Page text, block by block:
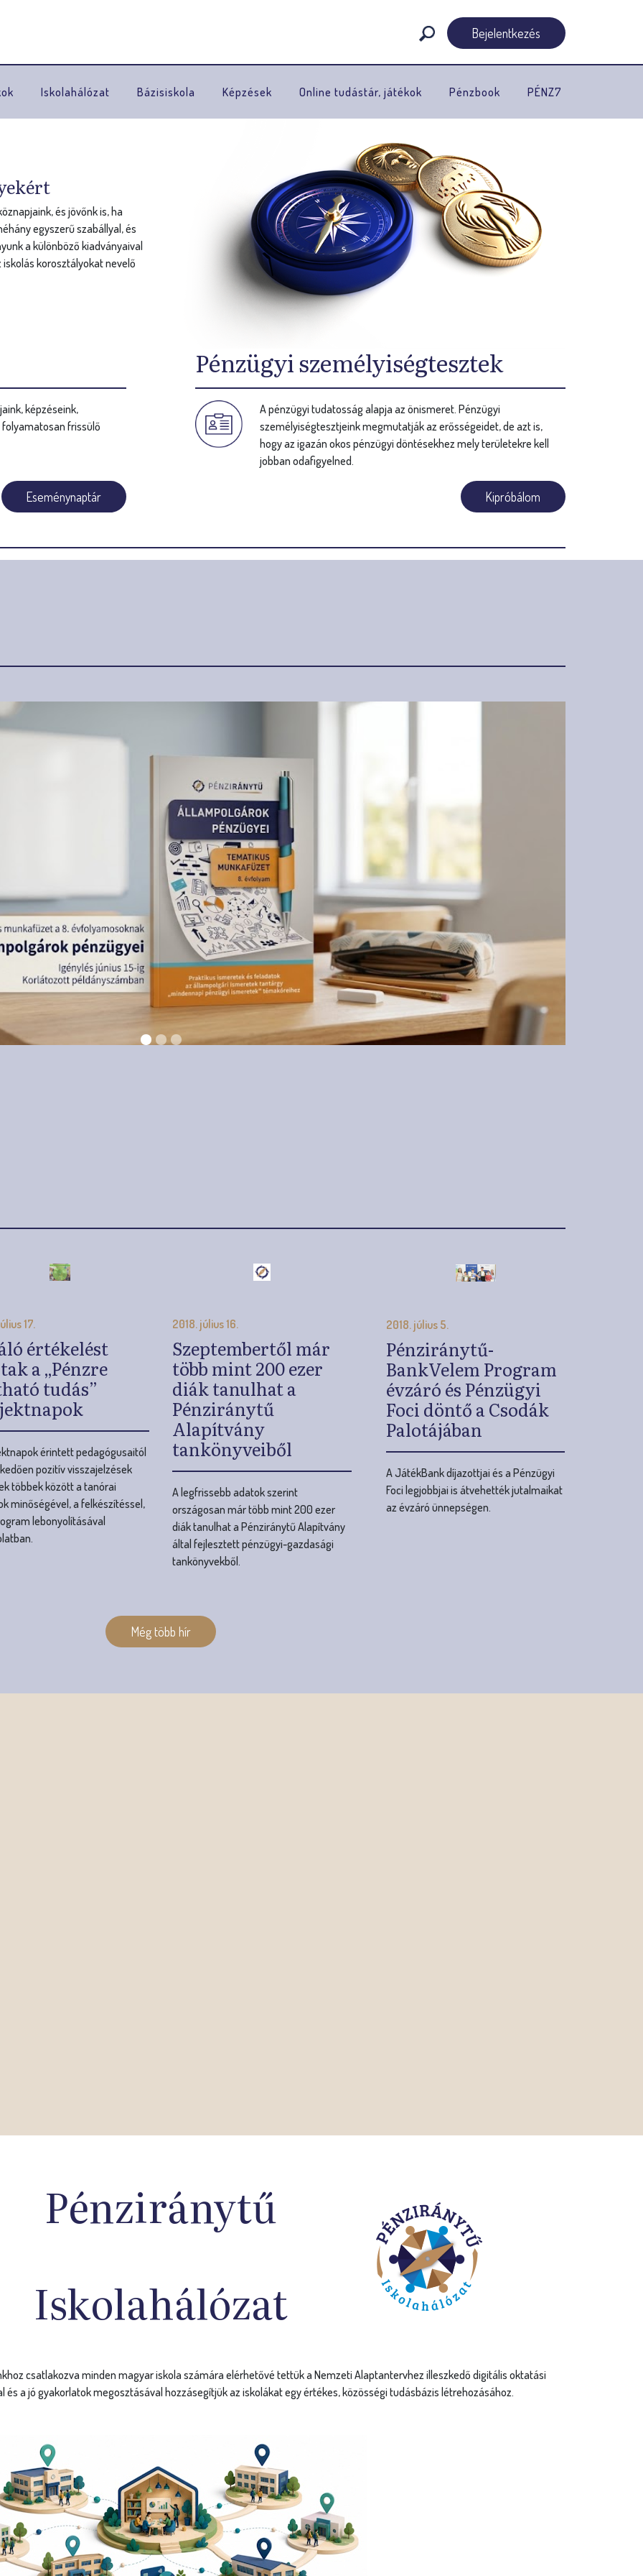
Bejelentkezés
Iskolahálózat Bázisiskola Képzések Online tudástár, játékok Pénzbook PÉNZ7
és jövőnk is, ha
egyszerű szabállyal, és
a különböző kiadványaival
korosztályokat nevelő
képzéseink,
frissülő
Eseménynaptár
Pénzügyi személyiségtesztek
A pénzügyi tudatosság alapja az önismeret. Pénzügyi
személyiségtesztjeink megmutatják az erősségeidet, de azt is,
hogy az igazán okos pénzügyi döntésekhez mely területekre kell
jobban odafigyelned.
Kipróbálom
értékelést
tudás”
pozitív visszajelzések
többek között a tanórai
minőségével, a felkészítéssel,
lebonyolításával
Szeptembertől már
diák tanulhat a
Alapítvány
tankönyveiből
A legfrissebb adatok szerint
országosan már több mint 200 ezer
diák tanulhat a Pénziránytű Alapítvány
által fejlesztett pénzügyi-gazdasági
tankönyvekből.
Pénziránytű-
évzáró és Pénzügyi
Palotájában
A JátékBank díjazottjai és a Pénzügyi
Foci legjobbjai is átvehették jutalmaikat
az évzáró ünnepségen.
Még több hír
Iskolahálózat
csatlakozva minden magyar iskola számára elérhetővé tettük a Nemzeti Alaptantervhez illeszkedő digitális oktatási
a jó gyakorlatok megosztásával hozzásegítjük az iskolákat egy értékes, közösségi tudásbázis létrehozásához.
, középiskola és
Pályázatok